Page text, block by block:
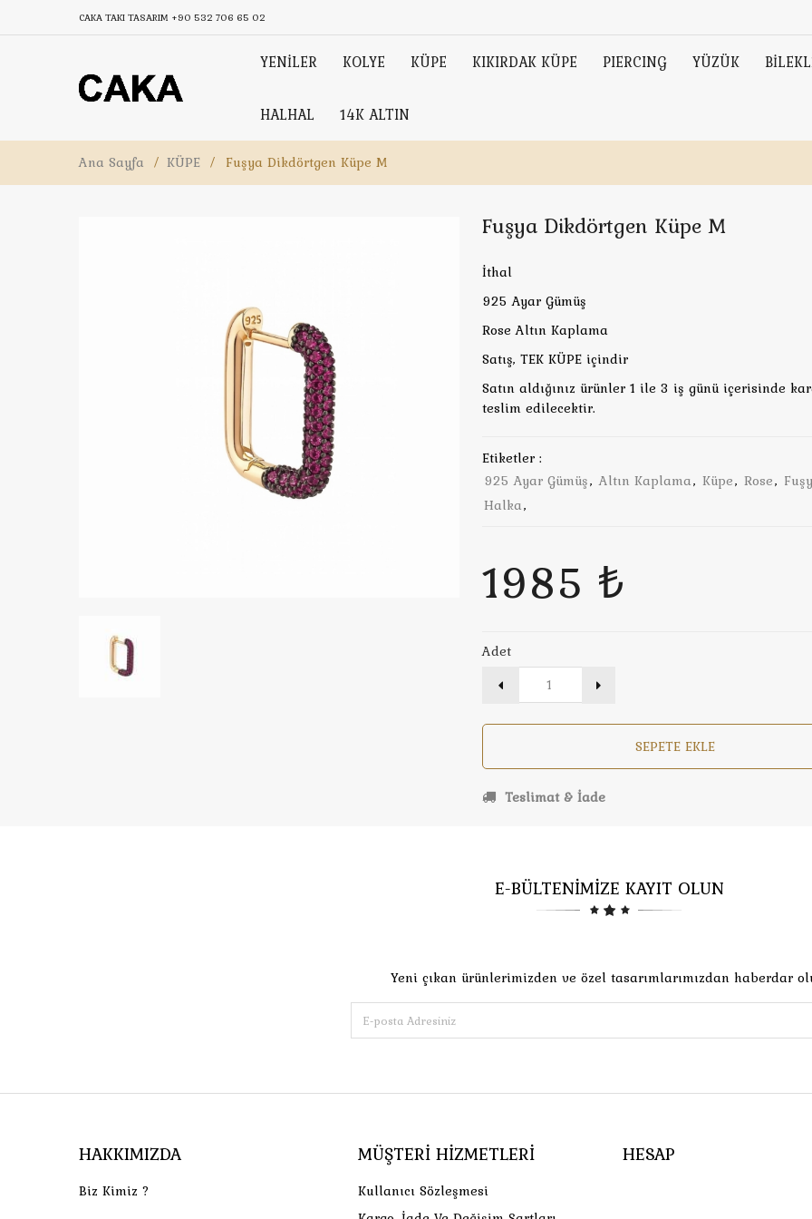
CAKA TAKI TASARIM +90 532 706 65 02
YENİLER KOLYE KÜPE KIKIRDAK KÜPE PIERCING YÜZÜK
HALHAL 14K ALTIN
Ana Sayfa / KÜPE / Fuşya Dikdörtgen Küpe M
Fuşya Dikdörtgen Küpe M
İthal
925 Ayar Gümüş
Rose Altın Kaplama
Satış, TEK KÜPE içindir
Satın aldığınız ürünler 1 ile 3 iş günü içerisinde
teslim edilecektir.
Etiketler :
925 Ayar Gümüş, Altın Kaplama, Küpe, Rose,
Halka,
1985 ₺
Adet
SEPETE EKLE
Teslimat & İade
E-BÜLTENİMİZE KAYIT OLUN
Yeni çıkan ürünlerimizden ve özel tasarımlarımızdan haberdar
HAKKIMIZDA
Biz Kimiz ?
MÜŞTERI HIZMETLERI
Kullanıcı Sözleşmesi
HESAP